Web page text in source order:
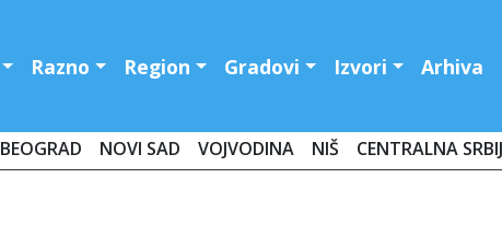
Razno Region Gradovi Izvori Arhiva
BEOGRAD NOVI SAD VOJVODINA NIŠ CENTRALNA